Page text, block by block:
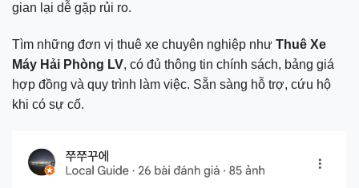
gian lại dễ gặp rủi ro.
Tìm những đơn vị thuê xe chuyên nghiệp như Thuê Xe
Máy Hải Phòng LV, có đủ thông tin chính sách, bảng giá
hợp đồng và quy trình làm việc. Sẵn sàng hỗ trợ, cứu hộ
khi có sự cố.